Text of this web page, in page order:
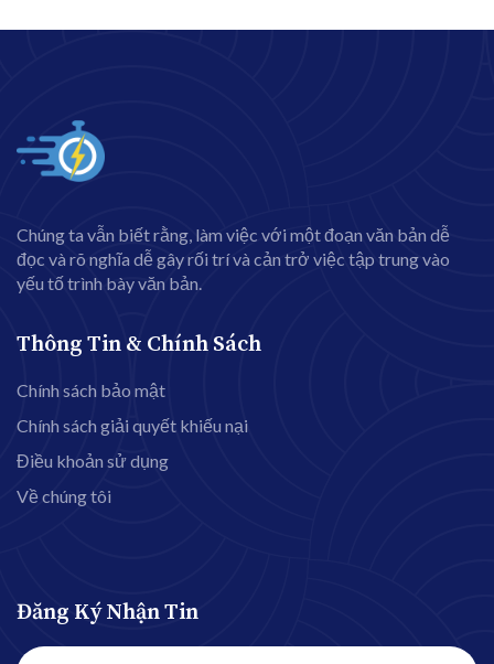
Chúng ta vẫn biết rằng, làm việc với một đoạn văn bản dễ
đọc và rõ nghĩa dễ gây rối trí và cản trở việc tập trung vào
yếu tố trình bày văn bản.
Thông Tin & Chính Sách
Chính sách bảo mật
Chính sách giải quyết khiếu nại
Điều khoản sử dụng
Về chúng tôi
Đăng Ký Nhận Tin